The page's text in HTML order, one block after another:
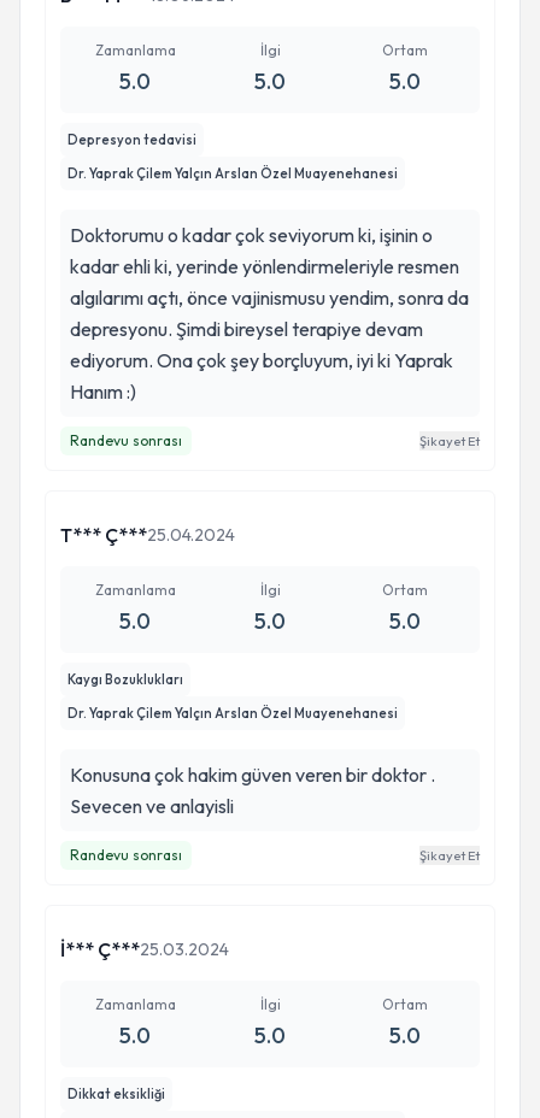
Zamanlama
5.0
İlgi
5.0
Ortam
5.0
Depresyon tedavisi
Dr. Yaprak Çilem Yalçın Arslan Özel Muayenehanesi
Doktorumu o kadar çok seviyorum ki, işinin o
kadar ehli ki, yerinde yönlendirmeleriyle resmen
algılarımı açtı, önce vajinismusu yendim, sonra da
depresyonu. Şimdi bireysel terapiye devam
ediyorum. Ona çok şey borçluyum, iyi ki Yaprak
Hanım :)
Randevu sonrası Şikayet Et
T*** Ç***25.04.2024
Zamanlama
5.0
İlgi
5.0
Ortam
5.0
Kaygı Bozuklukları
Dr. Yaprak Çilem Yalçın Arslan Özel Muayenehanesi
Konusuna çok hakim güven veren bir doktor .
Sevecen ve anlayisli
Randevu sonrası Şikayet Et
İ*** Ç***25.03.2024
Zamanlama
5.0
İlgi
5.0
Ortam
5.0
Dikkat eksikliği